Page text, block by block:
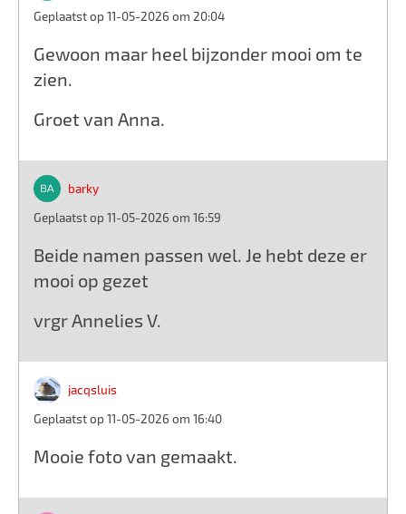
Geplaatst op 11-05-2026 om 20:04
Gewoon maar heel bijzonder mooi om te
zien.
Groet van Anna.
barky
Geplaatst op 11-05-2026 om 16:59
Beide namen passen wel. Je hebt deze er
mooi op gezet
vrgr Annelies V.
jacqsluis
Geplaatst op 11-05-2026 om 16:40
Mooie foto van gemaakt.